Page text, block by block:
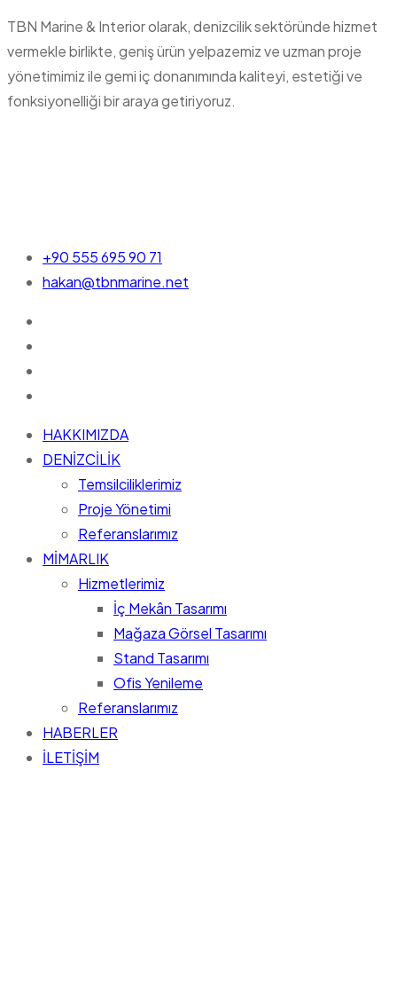
TBN Marine & Interior olarak, denizcilik sektöründe hizmet
vermekle birlikte, geniş ürün yelpazemiz ve uzman proje
yönetimimiz ile gemi iç donanımında kaliteyi, estetiği ve
fonksiyonelliği bir araya getiriyoruz.
+90 555 695 90 71
hakan@tbnmarine.net
HAKKIMIZDA
DENİZCİLİK
Temsilciliklerimiz
Proje Yönetimi
Referanslarımız
MİMARLIK
Hizmetlerimiz
İç Mekân Tasarımı
Mağaza Görsel Tasarımı
Stand Tasarımı
Ofis Yenileme
Referanslarımız
HABERLER
İLETİŞİM